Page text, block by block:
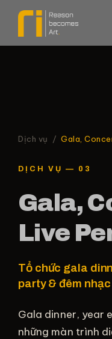
Dịch vụ /Gala,
DỊCH VỤ — 03
Gala,
Live
Tổ chức gala
party & đêm nhạc
Gala dinner, year
những màn trình